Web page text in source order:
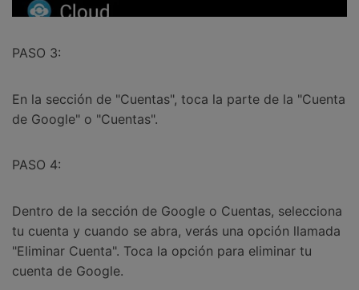
PASO 3:
En la sección de "Cuentas", toca la parte de la "Cuenta
de Google" o "Cuentas".
PASO 4:
Dentro de la sección de Google o Cuentas, selecciona
tu cuenta y cuando se abra, verás una opción llamada
"Eliminar Cuenta". Toca la opción para eliminar tu
cuenta de Google.